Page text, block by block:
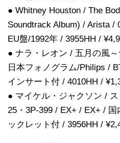
● Whitney Houston / The
Soundtrack Album) / Arista /
EU盤/1992年 / 3955HH /
● ナラ・レオン / 五月の風
日本フォノグラム/Philips /
インサート付 / 4010HH /
● マイケル・ジャクソン /
25・3P-399 / EX+ / EX+ /
ックレット付 / 3956HH /